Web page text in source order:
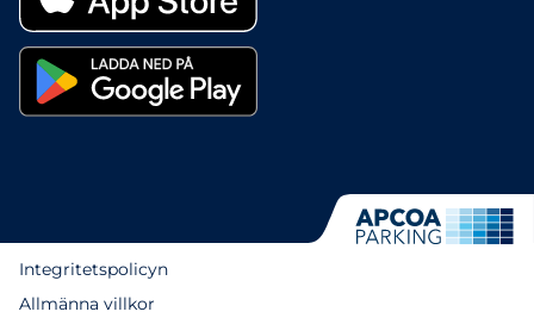
Integritetspolicyn
Allmänna villkor